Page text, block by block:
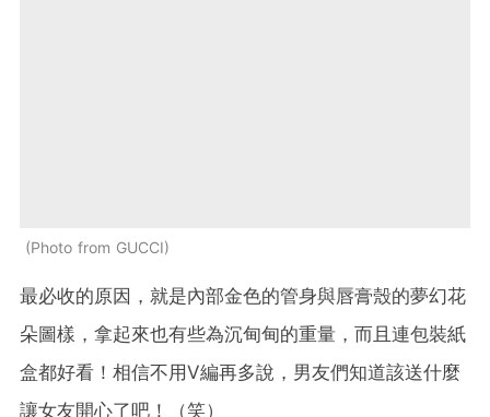
Photo from GUCCI
最必收的原因，就是內部金色的管身與唇膏殼的夢幻花
朵圖樣，拿起來也有些為沉甸甸的重量，而且連包裝紙
盒都好看！相信不用V編再多說，男友們知道該送什麼
讓女友開心了吧！（笑）